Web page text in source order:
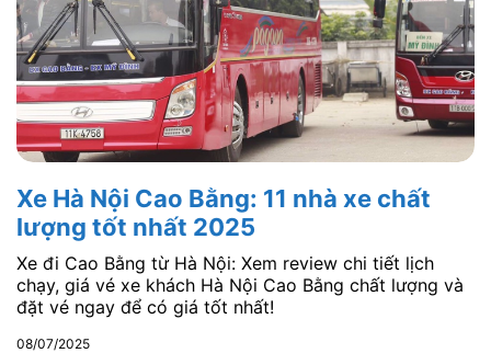
Xe Hà Nội Cao Bằng: 11 nhà xe chất
lượng tốt nhất 2025
Xe đi Cao Bằng từ Hà Nội: Xem review chi tiết lịch
chạy, giá vé xe khách Hà Nội Cao Bằng chất lượng và
đặt vé ngay để có giá tốt nhất!
08/07/2025